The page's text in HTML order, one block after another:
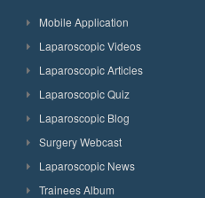
Mobile Application
Laparoscopic Videos
Laparoscopic Articles
Laparoscopic Quiz
Laparoscopic Blog
Surgery Webcast
Laparoscopic News
Trainees Album